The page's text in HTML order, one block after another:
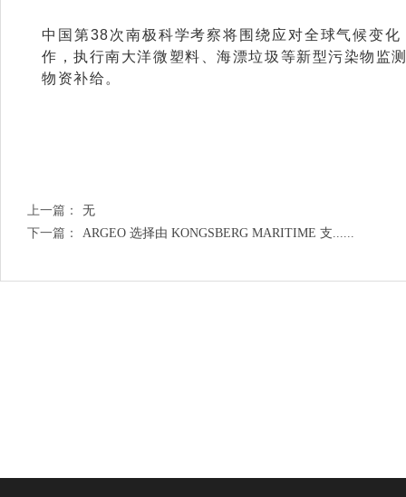
中国第38次南极科学考察将围绕应对全球气候变
作，执行南大洋微塑料、海漂垃圾等新型污染物监
物资补给。
上一篇：
无
下一篇：
ARGEO 选择由 KONGSBERG MARITIME 支......